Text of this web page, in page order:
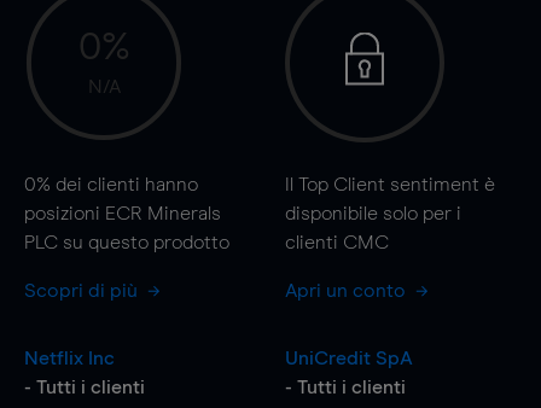
0%
N/A
0% dei clienti hanno
posizioni ECR Minerals
PLC su questo prodotto
Scopri di più
Il Top Client sentiment è
disponibile solo per i
clienti CMC
Apri un conto
Netflix Inc
- Tutti i clienti
UniCredit SpA
- Tutti i clienti